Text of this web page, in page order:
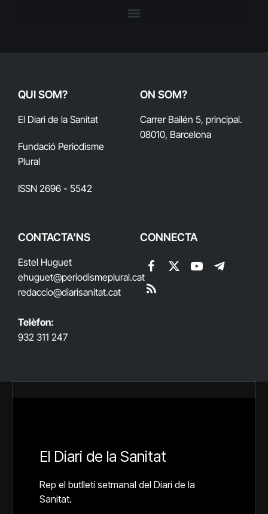
QUI SOM?
El Diari de la Sanitat
Fundació Periodisme
Plural
ISSN 2696 - 5542
ON SOM?
Carrer Bailén 5, principal.
08010, Barcelona
CONTACTA'NS
Estel Huguet
ehuguet@periodismeplural.cat
redaccio@diarisanitat.cat
Telèfon:
932 311 247
CONNECTA
Facebook
X
YouTubeTelegram
RSS